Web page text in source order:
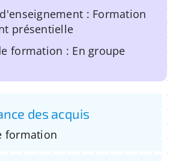
: Formation
présentielle
formation : En groupe
des acquis
formation